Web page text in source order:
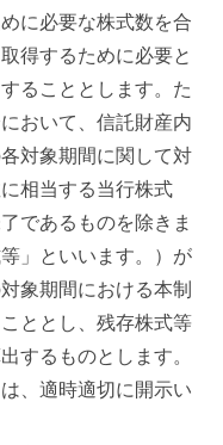
に必要な株式数を合
得するために必要と
ることとします。た
おいて、信託財産内
対象期間に関して対
相当する当行株式
であるものを除きま
」といいます。）が
象期間における本制
ととし、残存株式等
するものとします。
、適時適切に開示い